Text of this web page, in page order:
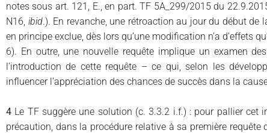
notes sous art. 121, E., en part. TF 5A_299/2015 du
N16, ibid.). En revanche, une rétroaction au jour du début
en principe exclue, dès lors qu’une modification n’a d’effets
6). En outre, une nouvelle requête implique un examen
l’introduction de cette requête – ce qui, selon les
influencer l’appréciation des chances de succès dans la
4 Le TF suggère une solution (c. 3.3.2 i.f.) : pour pallier cet
précaution, dans la procédure relative à sa première requête